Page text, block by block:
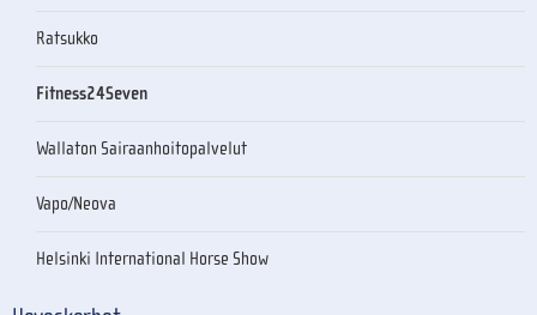
Ratsukko
Fitness24Seven
Wallaton Sairaanhoitopalvelut
Vapo/Neova
Helsinki International Horse Show